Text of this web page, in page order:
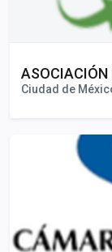
ASOCIACIÓN
Ciudad de